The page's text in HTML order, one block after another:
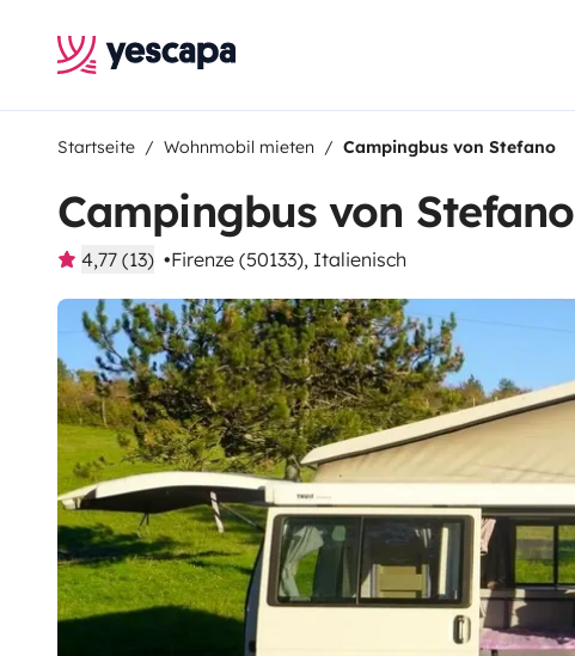
Startseite Wohnmobil mieten Campingbus von Stefano
Campingbus von Stefano
4,77 (13) Firenze (50133), Italienisch